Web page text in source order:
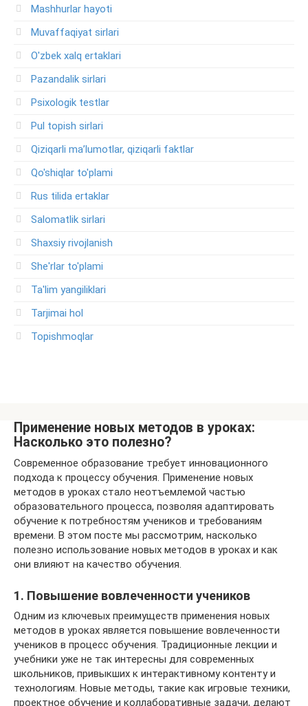
Mashhurlar hayoti
Muvaffaqiyat sirlari
O'zbek xalq ertaklari
Pazandalik sirlari
Psixologik testlar
Pul topish sirlari
Qiziqarli ma’lumotlar, qiziqarli faktlar
Qo'shiqlar to'plami
Rus tilida ertaklar
Salomatlik sirlari
Shaxsiy rivojlanish
She'rlar to'plami
Ta'lim yangiliklari
Tarjimai hol
Topishmoqlar
Применение новых методов в уроках:
Насколько это полезно?
Современное образование требует инновационного
подхода к процессу обучения. Применение новых
методов в уроках стало неотъемлемой частью
образовательного процесса, позволяя адаптировать
обучение к потребностям учеников и требованиям
времени. В этом посте мы рассмотрим, насколько
полезно использование новых методов в уроках и как
они влияют на качество обучения.
1. Повышение вовлеченности учеников
Одним из ключевых преимуществ применения новых
методов в уроках является повышение вовлеченности
учеников в процесс обучения. Традиционные лекции и
учебники уже не так интересны для современных
школьников, привыкших к интерактивному контенту и
технологиям. Новые методы, такие как игровые техники,
проектное обучение и коллаборативные задачи, делают